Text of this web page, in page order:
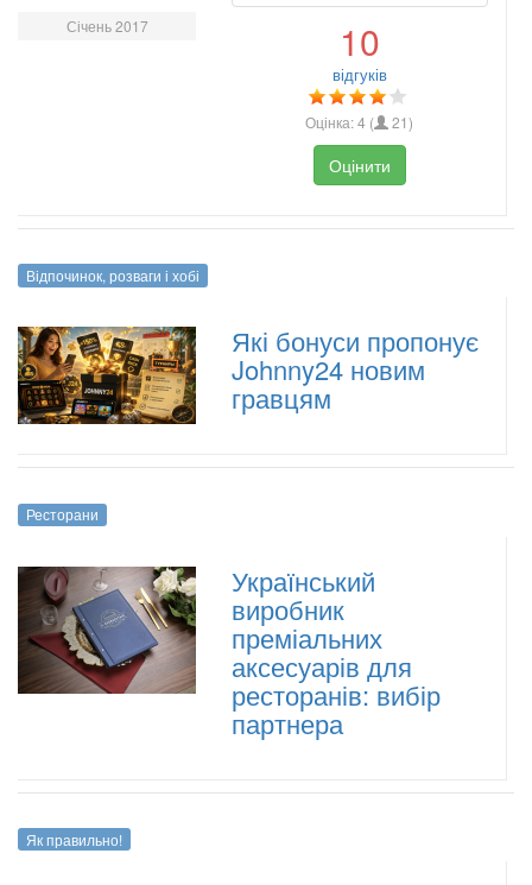
Січень 2017 10
відгуків
Оцінка:4 ( 21)
Оцінити
Відпочинок, розваги і хобі
Які бонуси пропонує
Johnny24 новим
гравцям
Ресторани
Український
виробник
преміальних
аксесуарів для
ресторанів: вибір
партнера
Як правильно!